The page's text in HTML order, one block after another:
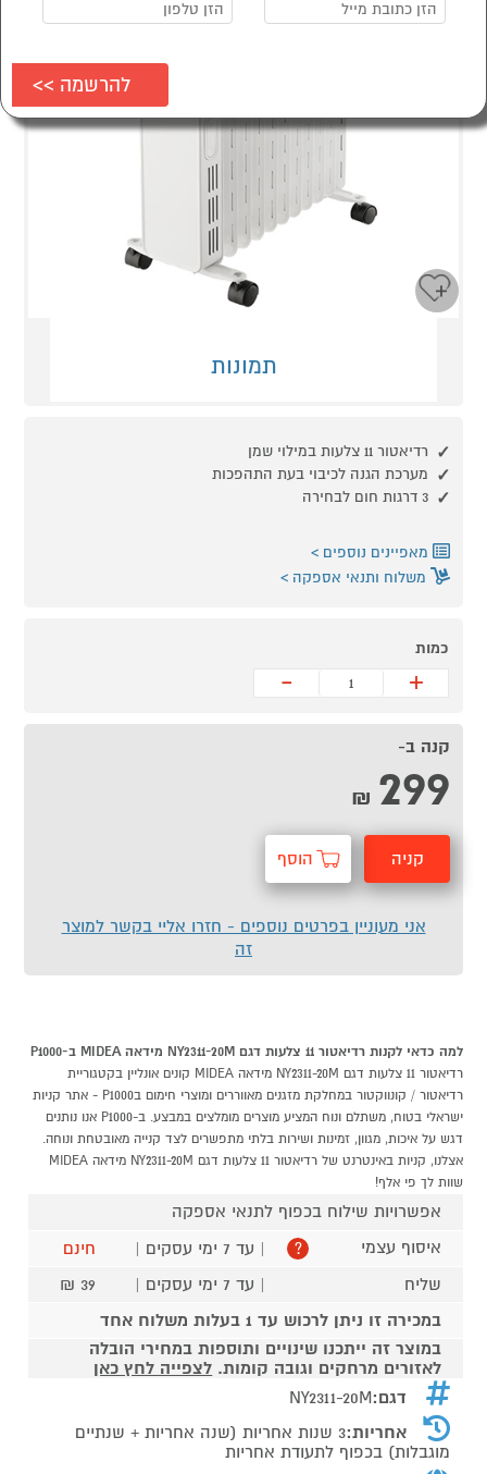
תמונות
רדיאטור 11 צלעות במילוי שמן
מערכת הגנה לכיבוי בעת התהפכות
3 דרגות חום לבחירה
מאפיינים נוספים
משלוח ותנאי אספקה
כמות
+
-
קנה ב-
299
₪
קניה הוסף
אני מעוניין בפרטים נוספים - חזרו אליי בקשר למוצר
זה
למה כדאי לקנות רדיאטור 11 צלעות דגם NY2311-20M מידאה MIDEA ב-P1000
רדיאטור 11 צלעות דגם NY2311-20M מידאה MIDEA קונים אונליין בקטגוריית
רדיאטור / קונווקטור במחלקת מזגנים מאווררים ומוצרי חימום בP1000 - אתר קניות
ישראלי בטוח, משתלם ונוח המציע מוצרים מומלצים במבצע. ב-P1000 אנו נותנים
דגש על איכות, מגוון, זמינות ושירות בלתי מתפשרים לצד קנייה מאובטחת ונוחה.
אצלנו, קניות באינטרנט של רדיאטור 11 צלעות דגם NY2311-20M מידאה MIDEA
שוות לך פי אלף!
אפשרויות שילוח בכפוף לתנאי אספקה
איסוף עצמי
? | עד 7 ימי עסקים |
חינם
שליח
| עד 7 ימי עסקים |
39 ₪
במכירה זו ניתן לרכוש עד 1 בעלות משלוח אחד
במוצר זה ייתכנו שינויים ותוספות במחירי הובלה
לאזורים מרחקים וגובה קומות. לצפייה לחץ כאן
דגם:NY2311-20M
אחריות:
3 שנות אחריות (שנה אחריות + שנתיים
מוגבלות) בכפוף לתעודת אחריות